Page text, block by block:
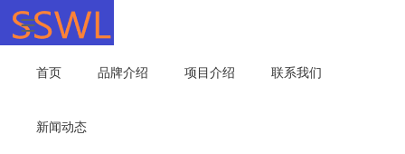
首页 品牌介绍 项目介绍 联系我们
新闻动态